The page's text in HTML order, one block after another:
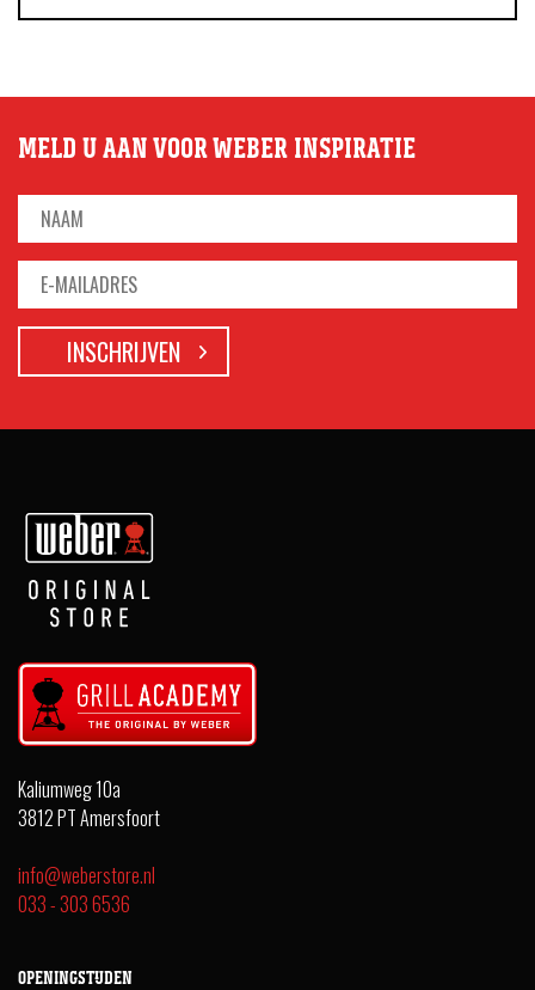
MELD U AAN VOOR WEBER INSPIRATIE
Kaliumweg 10a
3812 PT Amersfoort
info@weberstore.nl
033 - 303 6536
OPENINGSTIJDEN